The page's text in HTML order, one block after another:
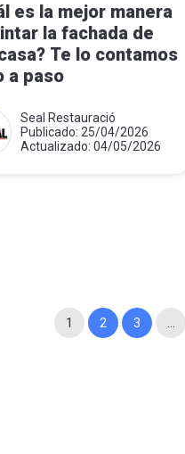
es la mejor manera
la fachada de
Te lo contamos
a paso
Seal Restauració
Publicado: 25/04/2026
Actualizado: 04/05/2026
1 2 3 …